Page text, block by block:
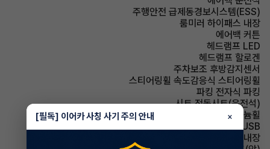
주행안전 급제동경보시스템(ESS)
룸미러 하이패스 내장
에어백 커튼
헤드램프 LED
헤드램프 할로겐
주차보조 후방감지센서
스티어링휠 속도감응식 스티어링휠
파킹 전자식 파킹
시트 전동시트(운전석)
휠타이어 알루미늄휠
유무선단자 USB
스티어링휠 열선내장
[필독] 이어카 사칭 사기 주의 안내 ×